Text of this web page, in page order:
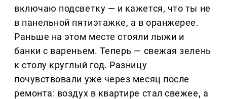
включаю подсветку — и кажется, что ты не
в панельной пятиэтажке, а в оранжерее.
Раньше на этом месте стояли лыжи и
банки с вареньем. Теперь — свежая зелень
к столу круглый год. Разницу
почувствовали уже через месяц после
ремонта: воздух в квартире стал свежее, а